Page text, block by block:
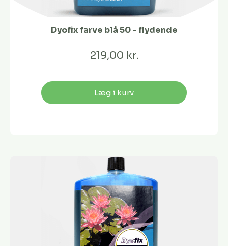
Dyofix farve blå 50 - flydende
219,00 kr.
Læg i kurv